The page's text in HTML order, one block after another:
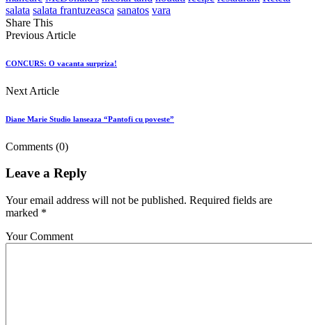
salata salata frantuzeasca sanatos vara
Share This
Previous Article
CONCURS: O vacanta surpriza!
Next Article
Diane Marie Studio lanseaza “Pantofi cu poveste”
Comments (0)
Leave a Reply
Your email address will not be published. Required fields are
marked *
Your Comment